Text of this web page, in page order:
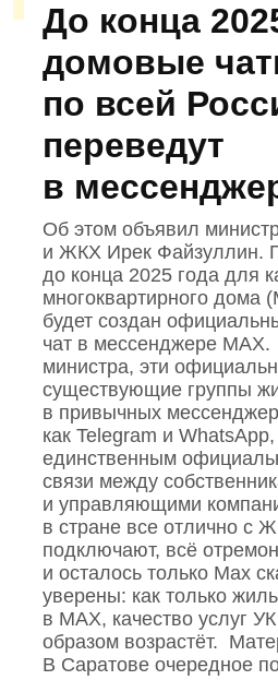
До конца
домовые
по всей
переведут
в
Об этом объявил
и ЖКХ Ирек Файзуллин.
до конца 2025 года для
многоквартирного дома
будет создан
чат в мессенджере
министра, эти
существующие группы
в привычных
как Telegram и WhatsApp,
единственным
связи между
и управляющими
в стране все отлично с
подключают, всё
и осталось только Max
уверены: как только
в MAX, качество услуг
образом возрастёт.
В Саратове очередное